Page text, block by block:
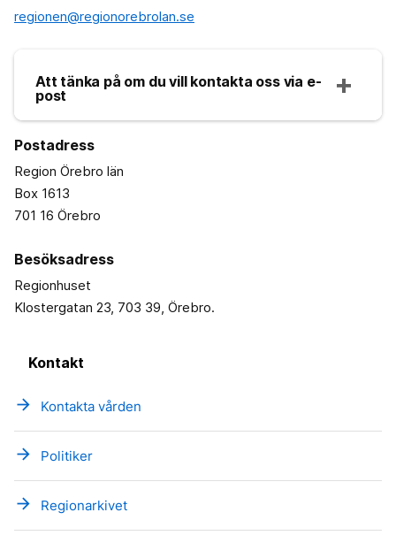
regionen@regionorebrolan.se
Att tänka på om du vill kontakta oss via e-
post
Postadress
Region Örebro län
Box 1613
701 16 Örebro
Besöksadress
Regionhuset
Klostergatan 23, 703 39, Örebro.
Kontakt
arrow_forward Kontakta vården
arrow_forward Politiker
arrow_forward Regionarkivet